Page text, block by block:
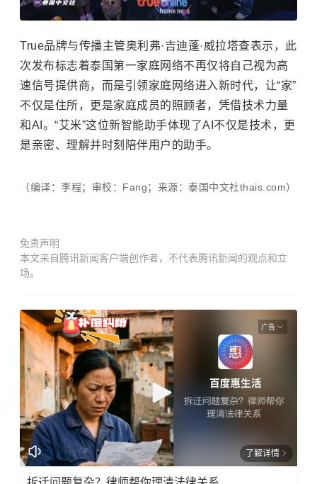
True品牌与传播主管奥利弗·吉迪蓬·威拉塔查表示，此
次发布标志着泰国第一家庭网络不再仅将自己视为高
速信号提供商，而是引领家庭网络进入新时代，让“家”
不仅是住所，更是家庭成员的照顾者，凭借技术力量
和AI。“艾米”这位新智能助手体现了AI不仅是技术，更
是亲密、理解并时刻陪伴用户的助手。
（编译：李程；审校：Fang；来源：泰国中文社thais.com）
免责声明
本文来自腾讯新闻客户端创作者，不代表腾讯新闻的观点和立
场。
广告
了解详情